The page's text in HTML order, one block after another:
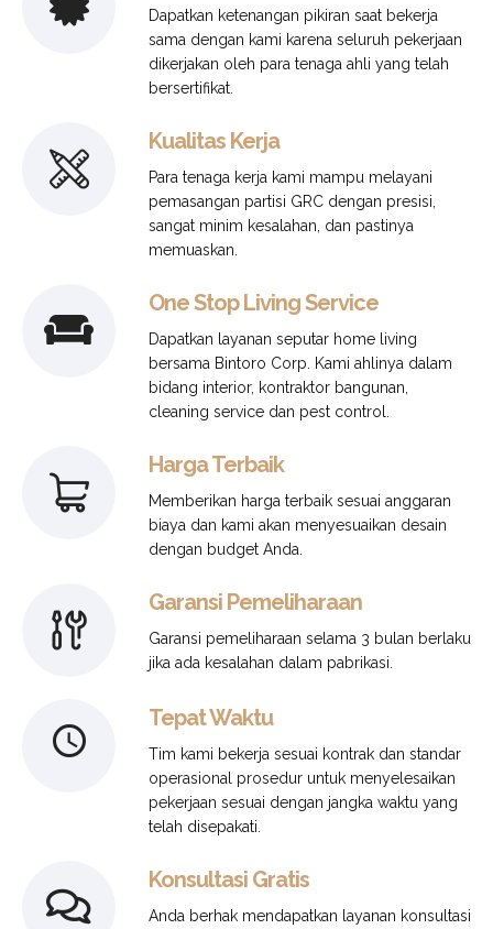
Dapatkan ketenangan pikiran saat bekerja
sama dengan kami karena seluruh pekerjaan
dikerjakan oleh para tenaga ahli yang telah
bersertifikat.
Kualitas Kerja
Para tenaga kerja kami mampu melayani
pemasangan partisi GRC dengan presisi,
sangat minim kesalahan, dan pastinya
memuaskan.
One Stop Living Service
Dapatkan layanan seputar home living
bersama Bintoro Corp. Kami ahlinya dalam
bidang interior, kontraktor bangunan,
cleaning service dan pest control.
Harga Terbaik
Memberikan harga terbaik sesuai anggaran
biaya dan kami akan menyesuaikan desain
dengan budget Anda.
Garansi Pemeliharaan
Garansi pemeliharaan selama 3 bulan berlaku
jika ada kesalahan dalam pabrikasi.
Tepat Waktu
Tim kami bekerja sesuai kontrak dan standar
operasional prosedur untuk menyelesaikan
pekerjaan sesuai dengan jangka waktu yang
telah disepakati.
Konsultasi Gratis
Anda berhak mendapatkan layanan konsultasi